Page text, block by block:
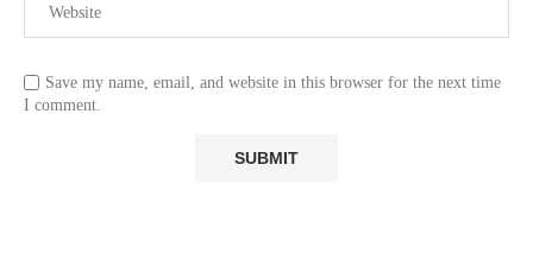
Save my name, email, and website in this browser for the next time
I comment.